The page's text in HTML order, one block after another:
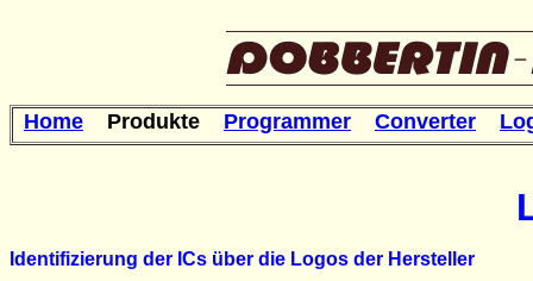
Home Produkte Programmer Converter
Identifizierung der ICs über die Logos der Hersteller